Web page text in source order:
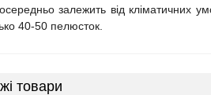
залежить від кліматичних
40-50 пелюсток.
товари